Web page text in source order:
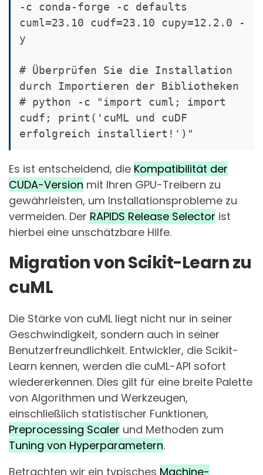
-c conda-forge -c defaults
cuml=23.10 cudf=23.10 cupy=12.2.0 -
y
# Überprüfen Sie die Installation
durch Importieren der Bibliotheken
# python -c "import cuml; import
cudf; print('cuML und cuDF
Es ist entscheidend, die Kompatibilität der
CUDA-Version mit Ihren GPU-Treibern zu
gewährleisten, um Installationsprobleme zu
vermeiden. Der RAPIDS Release Selector ist
hierbei eine unschätzbare Hilfe.
Migration von Scikit-Learn zu
cuML
Die Stärke von cuML liegt nicht nur in seiner
Geschwindigkeit, sondern auch in seiner
Benutzerfreundlichkeit. Entwickler, die Scikit-
Learn kennen, werden die cuML-API sofort
wiedererkennen. Dies gilt für eine breite Palette
von Algorithmen und Werkzeugen,
einschließlich statistischer Funktionen,
Preprocessing Scaler und Methoden zum
Tuning von Hyperparametern.
Betrachten wir ein typisches Machine-